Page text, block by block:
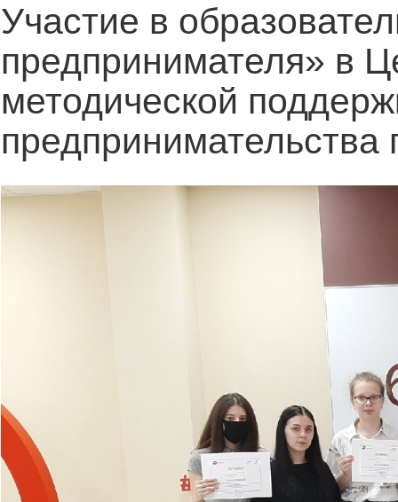
Участие в
предпринимателя» в
методической
предпринимательства